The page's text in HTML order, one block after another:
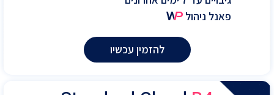
פאנל ניהול
להזמין עכשיו